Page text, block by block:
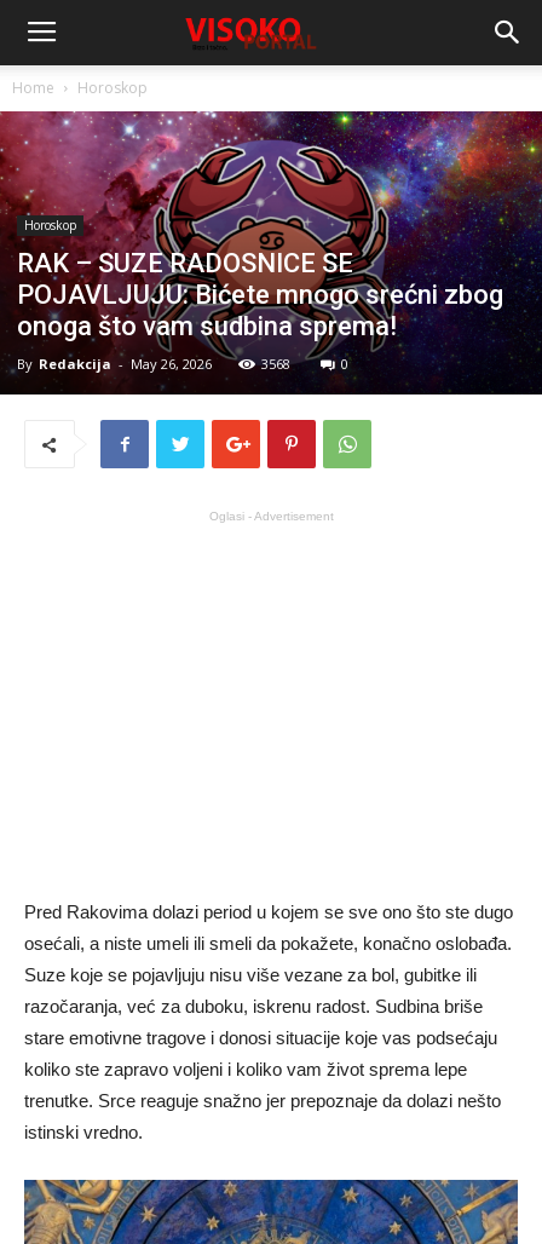
Home Horoskop
Horoskop
RAK – SUZE RADOSNICE SE
POJAVLJUJU: Bićete mnogo srećni zbog
onoga što vam sudbina sprema!
By Redakcija - May 26, 2026 3568 0
Oglasi - Advertisement
Pred Rakovima dolazi period u kojem se sve ono što ste dugo
osećali, a niste umeli ili smeli da pokažete, konačno oslobađa.
Suze koje se pojavljuju nisu više vezane za bol, gubitke ili
razočaranja, već za duboku, iskrenu radost. Sudbina briše
stare emotivne tragove i donosi situacije koje vas podsećaju
koliko ste zapravo voljeni i koliko vam život sprema lepe
trenutke. Srce reaguje snažno jer prepoznaje da dolazi nešto
istinski vredno.